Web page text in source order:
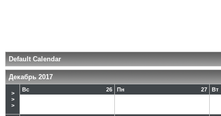
Default Calendar
Декабрь 2017
>
>
>
26
Вс 27
Пн Вт